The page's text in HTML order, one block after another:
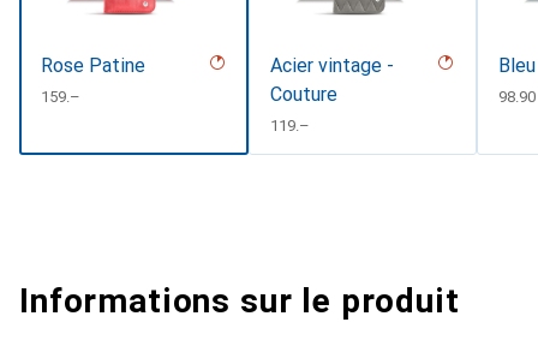
Rose Patine
CHF
159.–
Acier vintage -
Couture
CHF
119.–
CHF
98.90
Informations sur le produit